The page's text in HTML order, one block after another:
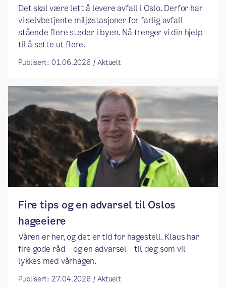
Det skal være lett å levere avfall i Oslo. Derfor har
vi selvbetjente miljøstasjoner for farlig avfall
stående flere steder i byen. Nå trenger vi din hjelp
til å sette ut flere.
Publisert: 01.06.2026 / Aktuelt
Fire tips og en advarsel til Oslos
hageeiere
Våren er her, og det er tid for hagestell. Klaus har
fire gode råd – og en advarsel – til deg som vil
lykkes med vårhagen.
Publisert: 27.04.2026 / Aktuelt